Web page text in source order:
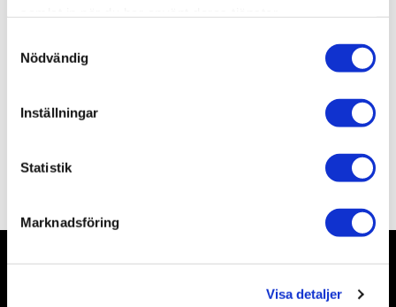
v
Nödvändig
Inställningar
Statistik
Marknadsföring
Visa detaljer
cutter. 1 m. Handy and reliable, and safe, perfect for
Omdömen